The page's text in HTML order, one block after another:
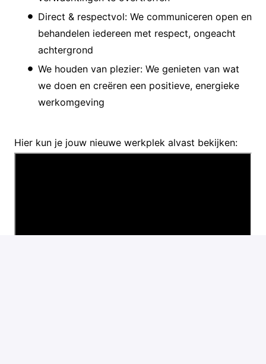
Direct & respectvol: We communiceren open en
behandelen iedereen met respect, ongeacht
achtergrond
We houden van plezier: We genieten van wat
we doen en creëren een positieve, energieke
werkomgeving
Hier kun je jouw nieuwe werkplek alvast bekijken: